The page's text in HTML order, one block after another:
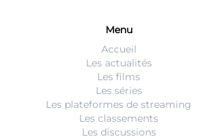
Menu
Accueil
Les actualités
Les films
Les séries
Les plateformes de streaming
Les classements
Les discussions